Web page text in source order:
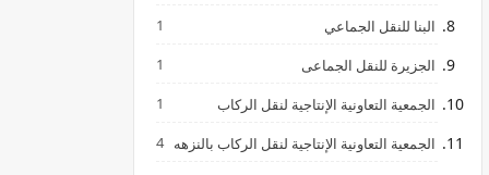
البنا للنقل الجماعي 1
الجزيرة للنقل الجماعى 1
الجمعية التعاونية الإنتاجية لنقل الركاب 1
الجمعية التعاونية الإنتاجية لنقل الركاب بالنزهه 4